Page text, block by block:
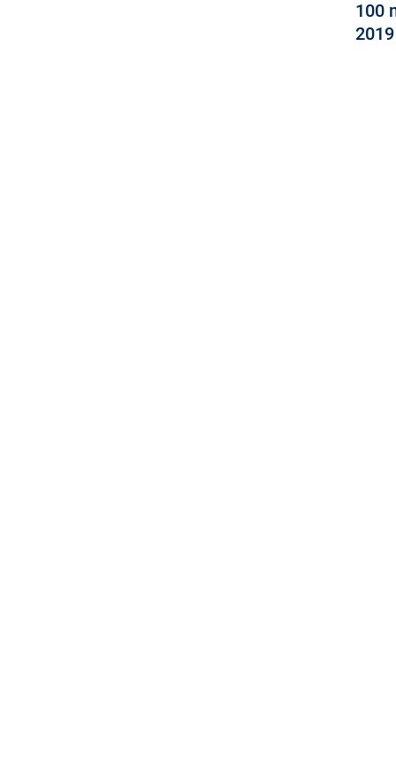
100
2019